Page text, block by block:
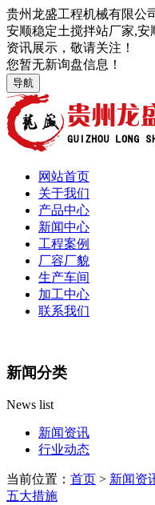
贵州龙盛工程机械有限公
安顺稳定土搅拌站厂家,
资讯展示，敬请关注！
您暂无新询盘信息！
导航
网站首页
关于我们
产品中心
新闻中心
工程案例
厂容厂貌
生产车间
加工中心
联系我们
新闻分类
News list
新闻资讯
行业动态
当前位置： 首页 > 新闻资
五大措施